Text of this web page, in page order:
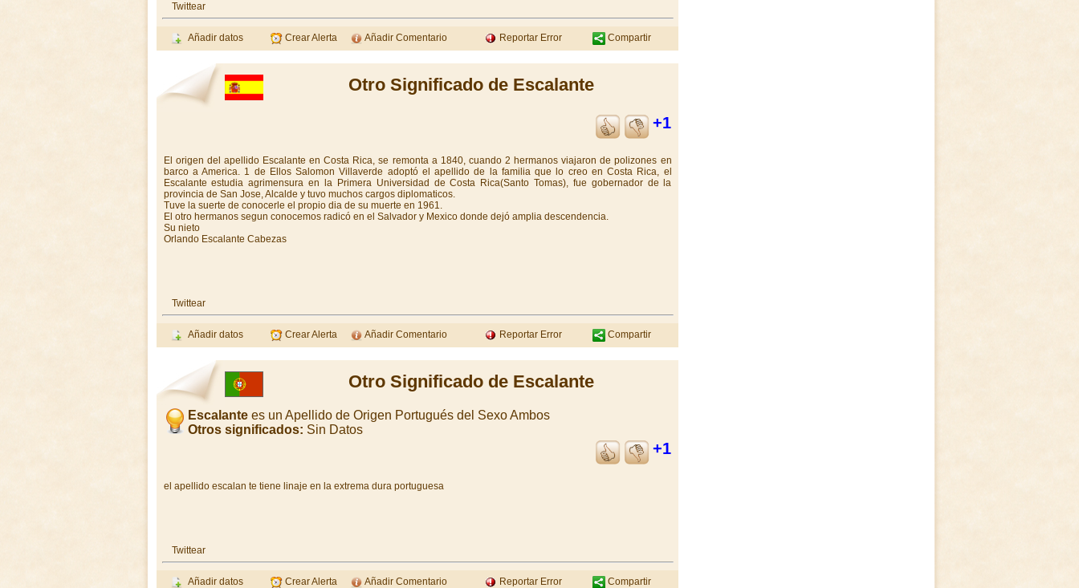
Twittear
Añadir datos Crear Alerta Añadir Comentario Reportar Error Compartir
Otro Significado de Escalante
+1
El origen del apellido Escalante en Costa Rica, se remonta a 1840, cuando 2 hermanos viajaron de polizones en
barco a America. 1 de Ellos Salomon Villaverde adoptó el apellido de la familia que lo creo en Costa Rica, el
Escalante estudia agrimensura en la Primera Universidad de Costa Rica(Santo Tomas), fue gobernador de la
provincia de San Jose, Alcalde y tuvo muchos cargos diplomaticos.
Tuve la suerte de conocerle el propio dia de su muerte en 1961.
El otro hermanos segun conocemos radicó en el Salvador y Mexico donde dejó amplia descendencia.
Su nieto
Orlando Escalante Cabezas
Twittear
Añadir datos Crear Alerta Añadir Comentario Reportar Error Compartir
Otro Significado de Escalante
Escalantees un Apellido de Origen Portugués del Sexo Ambos
Otros significados: Sin Datos
+1
el apellido escalan te tiene linaje en la extrema dura portuguesa
Twittear
Añadir datos Crear Alerta Añadir Comentario Reportar Error Compartir